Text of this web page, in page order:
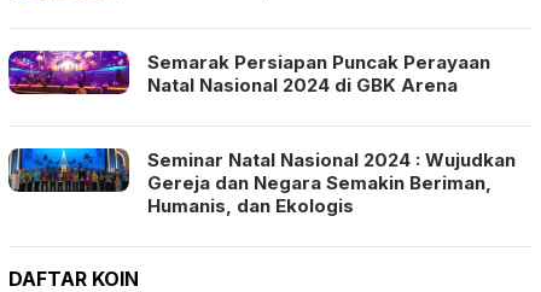
Semarak Persiapan Puncak Perayaan
Natal Nasional 2024 di GBK Arena
Seminar Natal Nasional 2024 : Wujudkan
Gereja dan Negara Semakin Beriman,
Humanis, dan Ekologis
DAFTAR KOIN